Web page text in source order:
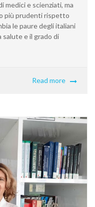
medici e scienziati, ma
più prudenti rispetto
le paure degli italiani
salute e il grado di
Read more